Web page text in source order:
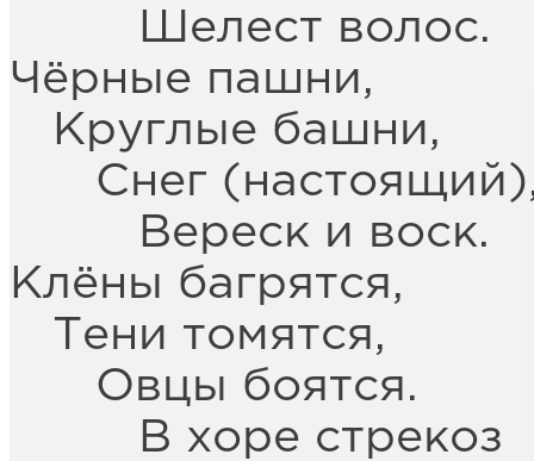
Шелест волос.
Чёрные пашни,
Круглые башни,
Снег
Вереск и воск.
Клёны багрятся,
Тени томятся,
Овцы боятся.
В хоре стрекоз